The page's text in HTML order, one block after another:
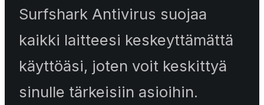
Surfshark Antivirus suojaa
kaikki laitteesi keskeyttämättä
käyttöäsi, joten voit keskittyä
sinulle tärkeisiin asioihin.